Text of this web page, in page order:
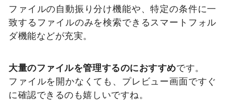
ファイルの自動振り分け機能や、特定の条件に一
致するファイルのみを検索できるスマートフォル
ダ機能などが充実。
大量のファイルを管理するのにおすすめです。
ファイルを開かなくても、プレビュー画面ですぐ
に確認できるのも嬉しいですね。